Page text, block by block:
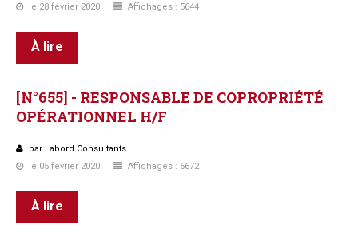
le 28 février 2020
Affichages : 5644
À lire
[N°655] - RESPONSABLE DE COPROPRIÉTÉ
OPÉRATIONNEL H/F
par Labord Consultants
le 05 février 2020
Affichages : 5672
À lire